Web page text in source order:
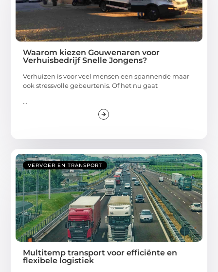
Waarom kiezen Gouwenaren voor
Verhuisbedrijf Snelle Jongens?
Verhuizen is voor veel mensen een spannende maar
ook stressvolle gebeurtenis. Of het nu gaat
...
VERVOER EN TRANSPORT
Multitemp transport voor efficiënte en
flexibele logistiek